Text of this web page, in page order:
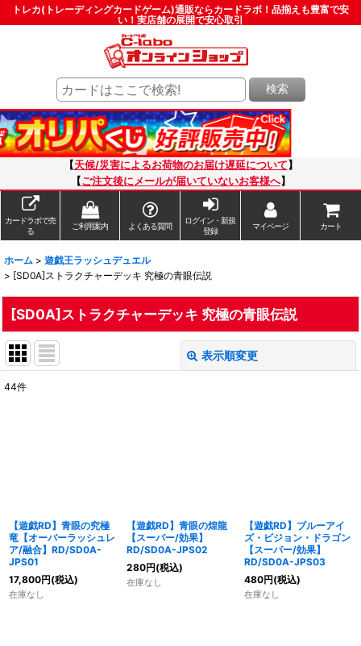
トレカ(トレーディングカードゲーム)通販ならカードラボ！品揃えも豊富で安
い！実店舗の展開で安心取引
検索
【天候/災害によるお荷物のお届け遅延について 】
【ご注文後にメールが届いていないお客様へ】
カードラボで売
る
ご利用案内 よくある質問
ログイン・新規
登録
マイページ カート
ホーム > 遊戯王ラッシュデュエル
> [SD0A]ストラクチャーデッキ 究極の青眼伝説
[SD0A]ストラクチャーデッキ 究極の青眼伝説
表示順変更
絞り込む
44件
【遊戯RD】青眼の究極
竜【オーバーラッシュレ
ア/融合】RD/SD0A-
JPS01
17,800円(税込)
在庫なし
【遊戯RD】青眼の煌龍
【スーパー/効果】
RD/SD0A-JPS02
280円(税込)
在庫なし
【遊戯RD】ブルーアイ
ズ・ビジョン・ドラゴン
【スーパー/効果】
RD/SD0A-JPS03
480円(税込)
在庫なし